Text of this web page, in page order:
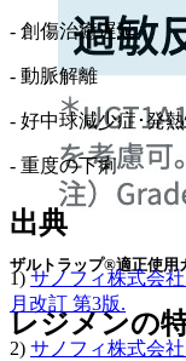
- 創傷治癒遅延
- 動脈解離
- 好中球減少症･発
- 重度の下痢
出典
1)サノフィ株式会
月改訂 第3版.
2) サノフィ株式会
ザルトラップ®適正使用
レジメンの